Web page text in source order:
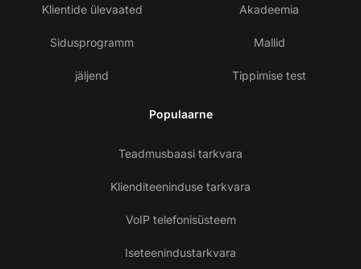
Klientide ülevaated
Sidusprogramm
jäljend
Akadeemia
Mallid
Tippimise test
Populaarne
Teadmusbaasi tarkvara
Klienditeeninduse tarkvara
VoIP telefonisüsteem
Iseteenindustarkvara